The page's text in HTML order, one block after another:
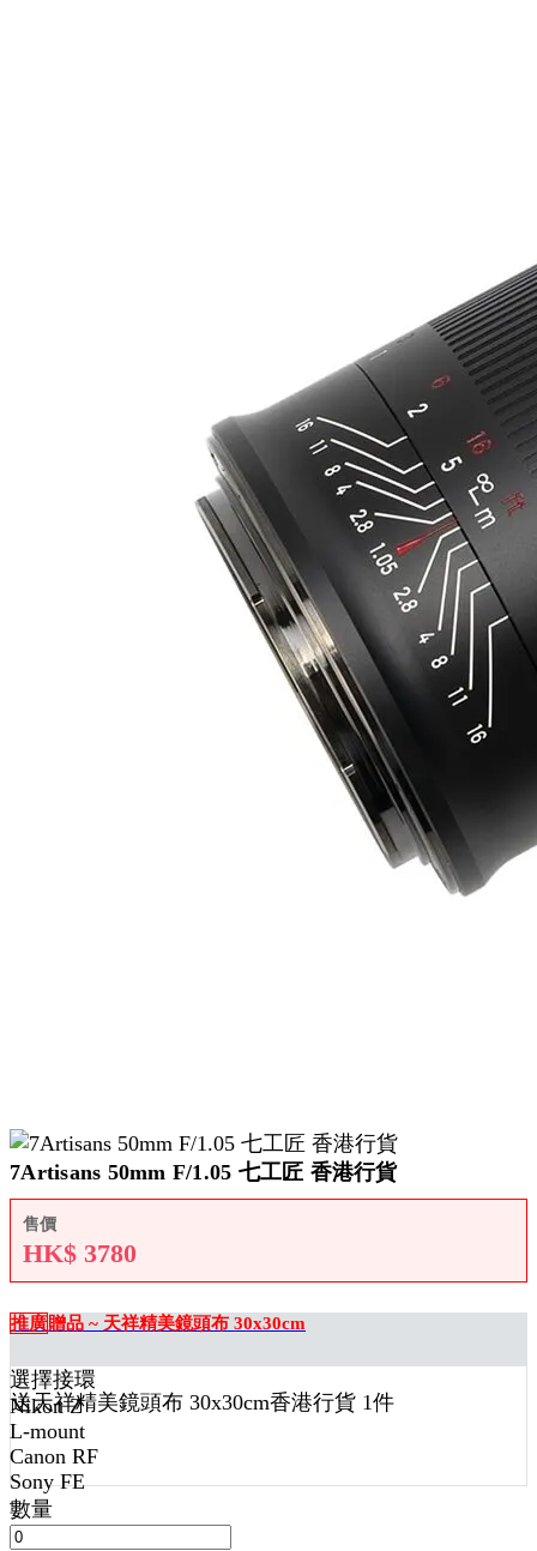
7Artisans 50mm F/1.05 七工匠 香港行貨
售價
HK$ 3780
推廣贈品 ~ 天祥精美鏡頭布 30x30cm
送天祥精美鏡頭布 30x30cm香港行貨 1件
選擇接環
Nikon Z
L-mount
Canon RF
Sony FE
數量